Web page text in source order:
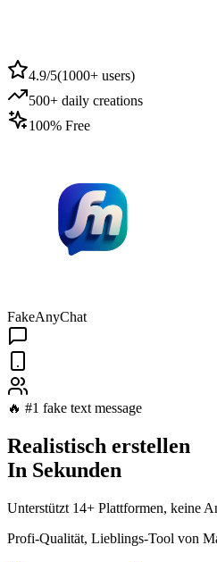
4.9/5(1000+ users)
500+ daily creations
100% Free
FakeAnyChat
🔥 #1 fake text message
Realistisch erstellen
In Sekunden
Unterstützt 14+ Plattformen, keine
Profi-Qualität, Lieblings-Tool von